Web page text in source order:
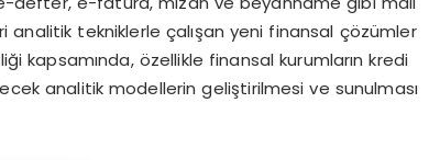
analitik tekniklerle çalışan yeni finansal çözümler
kapsamında, özellikle finansal kurumların kredi
analitik modellerin geliştirilmesi ve sunulması